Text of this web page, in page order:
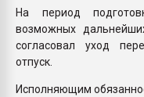
На период
возможных
согласовал уход
отпуск.
Исполняющим